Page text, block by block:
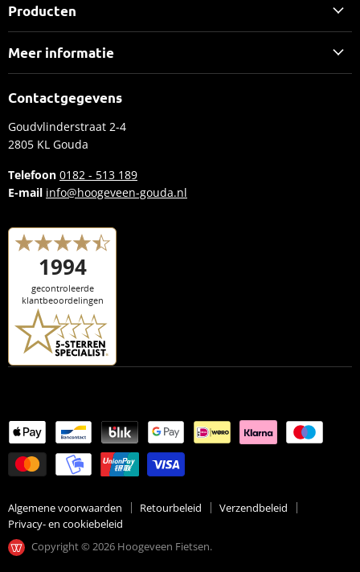
Producten
Accessoires
Meer informatie
Inruilvoorstel aanvragen
Plan een proefrit
E-bike merken
Kennisbank
Contactgegevens
Goudvlinderstraat 2-4
2805 KL Gouda
Telefoon 0182 - 513 189
E-mail info@hoogeveen-gouda.nl
Algemene voorwaarden Retourbeleid
Verzendbeleid
Privacy- en cookiebeleid
Copyright © 2026 Hoogeveen Fietsen.